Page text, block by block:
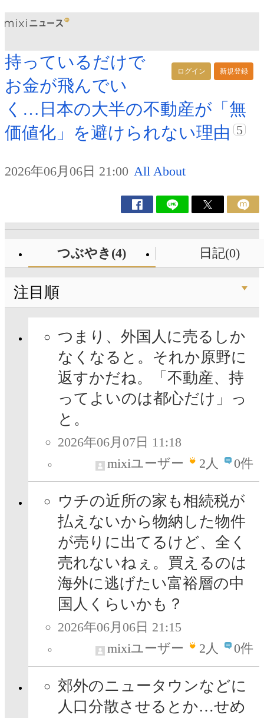
ログイン 新規登録
持っているだけで
お金が飛んでい
く…日本の大半の不動産が「無
価値化」を避けられない理由 5
2026年06月06日 21:00 All About
つぶやき(4) 日記(0)
注目順
つまり、外国人に売るしか
なくなると。それか原野に
返すかだね。「不動産、持
ってよいのは都心だけ」っ
と。
2026年06月07日 11:18
mixiユーザー
2人 0件
ウチの近所の家も相続税が
払えないから物納した物件
が売りに出てるけど、全く
売れないねぇ。買えるのは
海外に逃げたい富裕層の中
国人くらいかも？
2026年06月06日 21:15
mixiユーザー
2人 0件
郊外のニュータウンなどに
人口分散させるとか…せめ